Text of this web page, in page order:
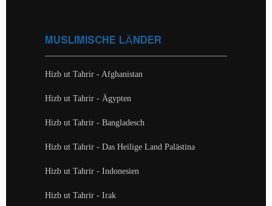
MUSLIMISCHE LÄNDER
Hizb ut Tahrir - Afghanistan
Hizb ut Tahrir - Ägypten
Hizb ut Tahrir - Bangladesch
Hizb ut Tahrir - Das Heilige Land Palästina
Hizb ut Tahrir - Indonesien
Hizb ut Tahrir - Irak